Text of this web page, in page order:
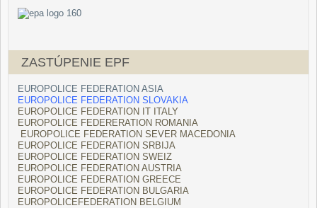
ZASTÚPENIE EPF
EUROPOLICE FEDERATION ASIA
EUROPOLICE FEDERATION SLOVAKIA
EUROPOLICE FEDERATION IT ITALY
EUROPOLICE FEDERERATION ROMANIA
EUROPOLICE FEDERATION SEVER MACEDONIA
EUROPOLICE FEDERATION SRBIJA
EUROPOLICE FEDERATION SWEIZ
EUROPOLICE FEDERATION AUSTRIA
EUROPOLICE FEDERATION GREECE
EUROPOLICE FEDERATION BULGARIA
EUROPOLICEFEDERATION BELGIUM